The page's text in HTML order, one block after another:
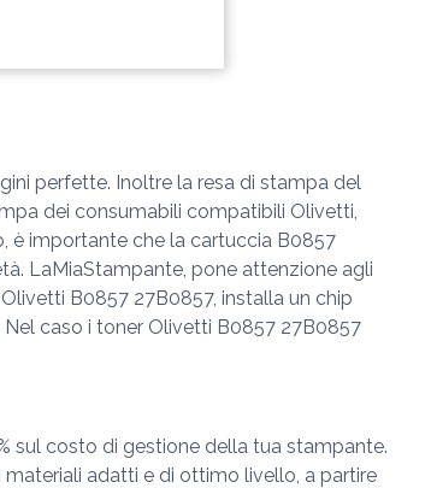
perfette. Inoltre la resa di stampa del
dei consumabili compatibili Olivetti,
è importante che la cartuccia B0857
LaMiaStampante, pone attenzione agli
B0857 27B0857, installa un chip
caso i toner Olivetti B0857 27B0857
sul costo di gestione della tua stampante.
adatti e di ottimo livello, a partire